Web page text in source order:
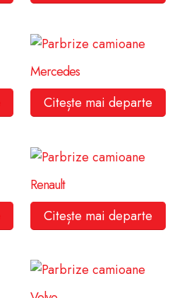
Mercedes
Citește mai departe
Renault
Citește mai departe